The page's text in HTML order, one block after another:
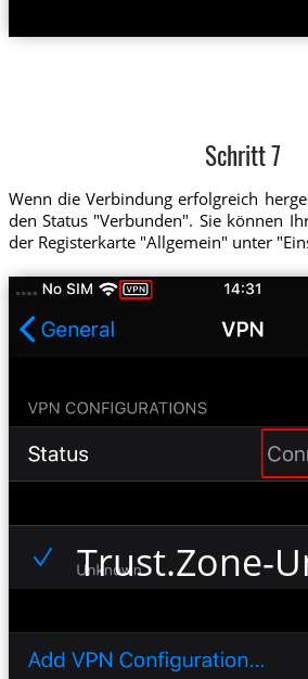
Schritt 7
Wenn die Verbindung erfolgreich
den Status "Verbunden". Sie können
der Registerkarte "Allgemein" unter
Trust.Zone-